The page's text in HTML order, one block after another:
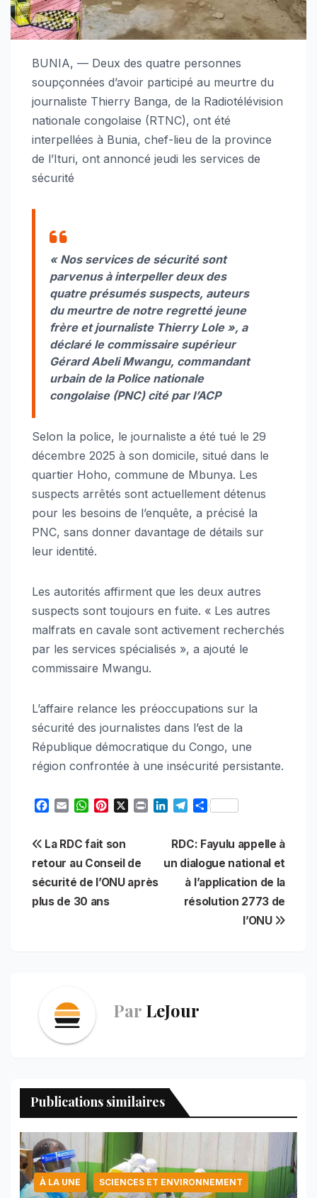
BUNIA, — Deux des quatre personnes
soupçonnées d’avoir participé au meurtre du
journaliste Thierry Banga, de la Radiotélévision
nationale congolaise (RTNC), ont été
interpellées à Bunia, chef-lieu de la province
de l’Ituri, ont annoncé jeudi les services de
sécurité
« Nos services de sécurité sont
parvenus à interpeller deux des
quatre présumés suspects, auteurs
du meurtre de notre regretté jeune
frère et journaliste Thierry Lole », a
déclaré le commissaire supérieur
Gérard Abeli Mwangu, commandant
urbain de la Police nationale
congolaise (PNC) cité par l’ACP
Selon la police, le journaliste a été tué le 29
décembre 2025 à son domicile, situé dans le
quartier Hoho, commune de Mbunya. Les
suspects arrêtés sont actuellement détenus
pour les besoins de l’enquête, a précisé la
PNC, sans donner davantage de détails sur
leur identité.
Les autorités affirment que les deux autres
suspects sont toujours en fuite. « Les autres
malfrats en cavale sont activement recherchés
par les services spécialisés », a ajouté le
commissaire Mwangu.
L’affaire relance les préoccupations sur la
sécurité des journalistes dans l’est de la
République démocratique du Congo, une
région confrontée à une insécurité persistante.
e
b
o
o
k
i
l
W
t
s
A
p
p
t
e
r
e
s
k
e
e
g
r
a
m
S
r
e
Navigation
de
l’article
RDC: Fayulu appelle à
un dialogue national et
à l’application de la
résolution 2773 de
l’ONU
La RDC fait son
retour au Conseil de
sécurité de l’ONU après
plus de 30 ans
Par LeJour
Publications similaires
À LA UNE SCIENCES ET ENVIRONNEMENT